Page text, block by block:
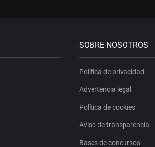
SOBRE NOSOTROS
Política de privacidad
Advertencia legal
Política de cookies
Aviso de transparencia
Bases de concursos